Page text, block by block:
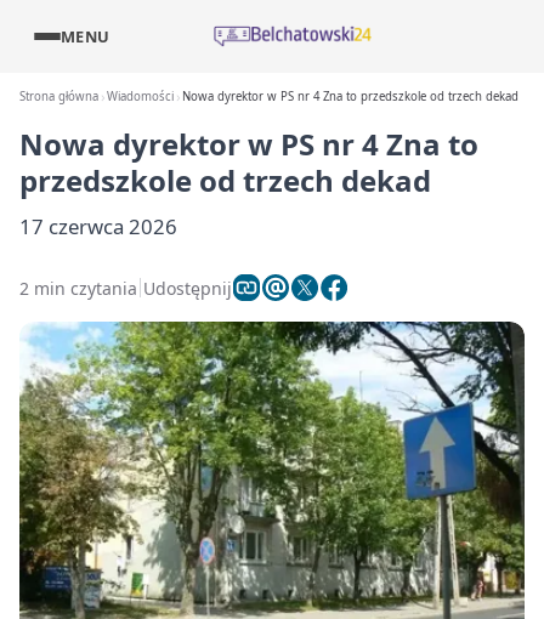
MENU
Strona główna Wiadomości Nowa dyrektor w PS nr 4 Zna to przedszkole od trzech dekad
Nowa dyrektor w PS nr 4 Zna to
przedszkole od trzech dekad
17 czerwca 2026
2 min czytania Udostępnij